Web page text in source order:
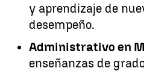
y aprendizaje de
desempeño.
Administrativo en
enseñanzas de